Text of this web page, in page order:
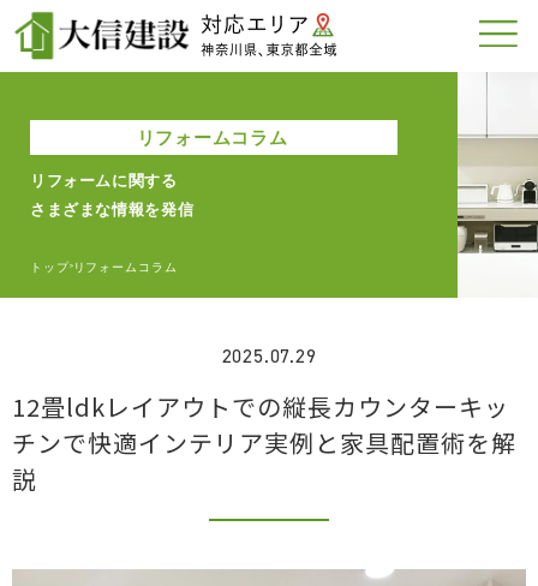
リフォームコラム
リフォームに関する
さまざまな情報を発信
トップ>リフォームコラム
2025.07.29
12畳ldkレイアウトでの縦長カウンターキッ
チンで快適インテリア実例と家具配置術を解
説